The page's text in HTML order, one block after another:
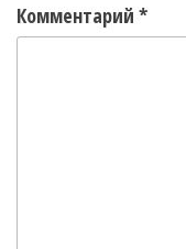
Комментарий *